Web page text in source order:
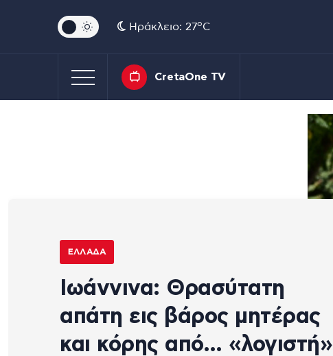
Ηράκλειο: 27oC
CretaOne TV
ΕΛΛΆΔΑ
Ιωάννινα: Θρασύτατη
απάτη εις βάρος μητέρας
και κόρης από… «λογιστή»